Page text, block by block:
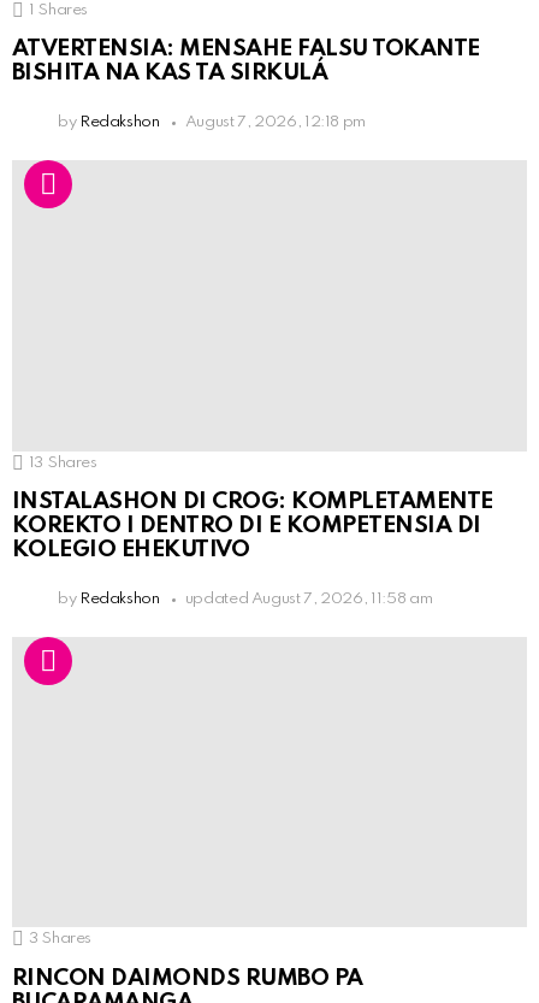
1 Shares
ATVERTENSIA: MENSAHE FALSU TOKANTE
BISHITA NA KAS TA SIRKULÁ
by Redakshon August 7, 2026, 12:18 pm
13 Shares
INSTALASHON DI CROG: KOMPLETAMENTE
KOREKTO I DENTRO DI E KOMPETENSIA DI
KOLEGIO EHEKUTIVO
by Redakshon updated August 7, 2026, 11:58 am
3 Shares
RINCON DAIMONDS RUMBO PA